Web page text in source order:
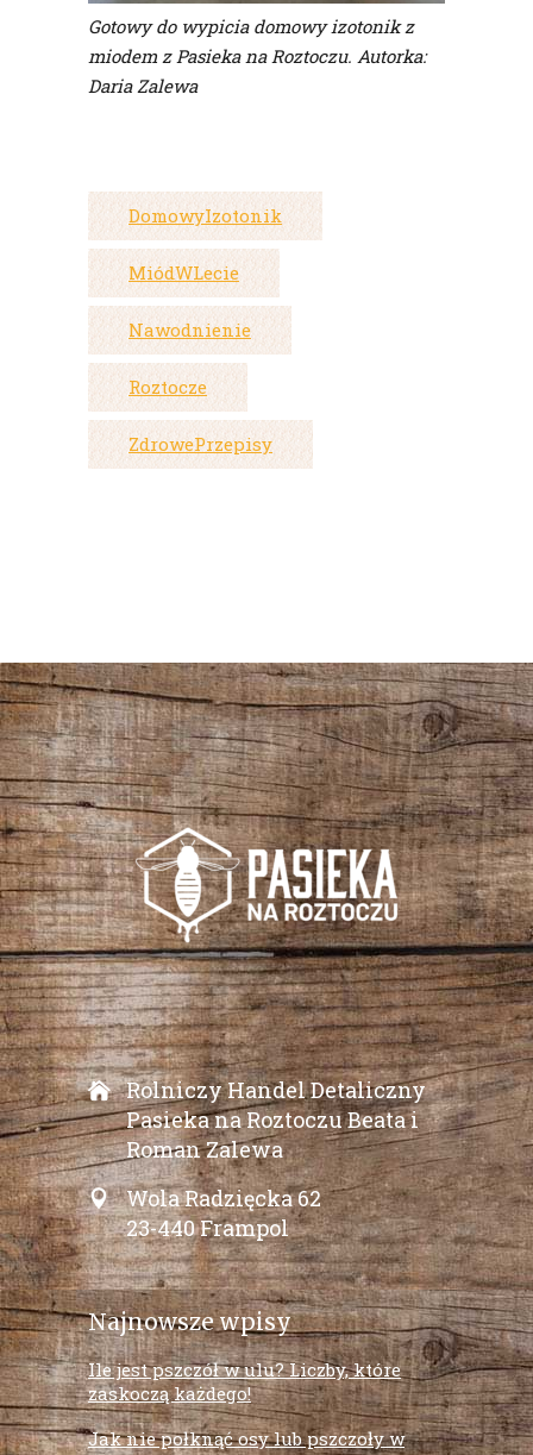
Gotowy do wypicia domowy izotonik z
miodem z Pasieka na Roztoczu. Autorka:
Daria Zalewa
DomowyIzotonik
MiódWLecie
Nawodnienie
Roztocze
ZdrowePrzepisy
Rolniczy Handel Detaliczny
Pasieka na Roztoczu Beata i
Roman Zalewa
Wola Radzięcka 62
23-440 Frampol
Najnowsze wpisy
Ile jest pszczół w ulu? Liczby, które
zaskoczą każdego!
Jak nie połknąć osy lub pszczoły w